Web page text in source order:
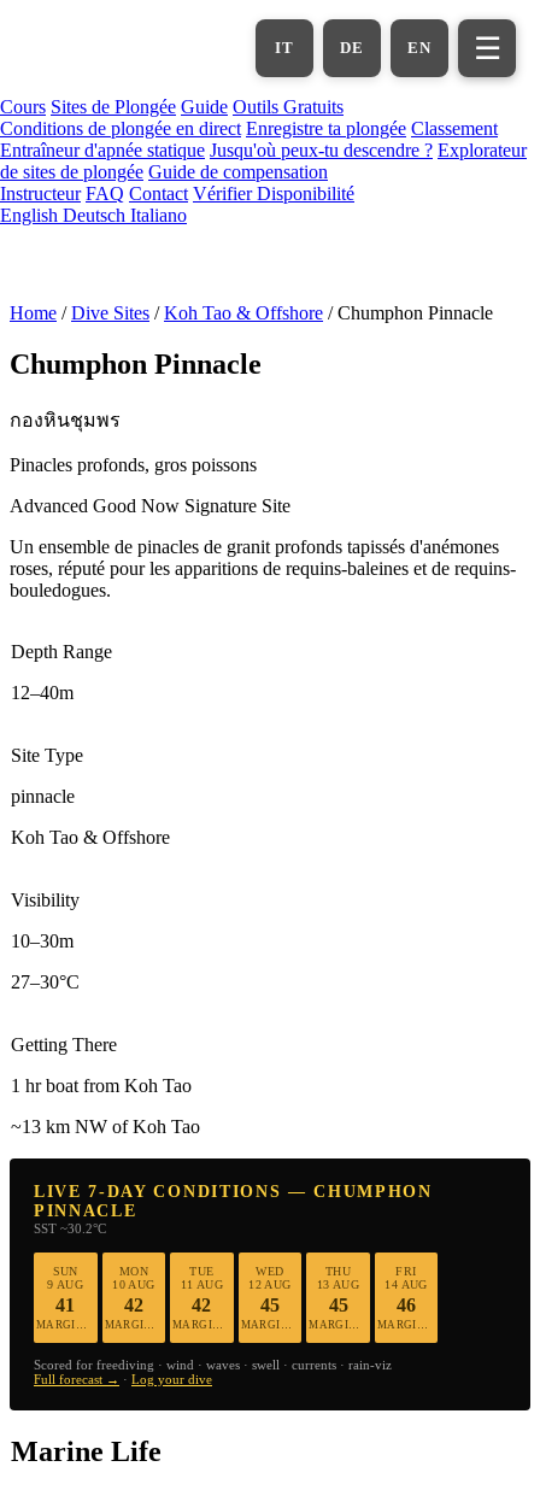
EN
DE
IT ☰
Cours Sites de Plongée Guide Outils Gratuits
Conditions de plongée en direct Enregistre ta plongée Classement
Entraîneur d'apnée statique Jusqu'où peux-tu descendre ? Explorateur
de sites de plongée Guide de compensation
Instructeur FAQ Contact Vérifier Disponibilité
English Deutsch Italiano
Home / Dive Sites / Koh Tao & Offshore / Chumphon Pinnacle
Chumphon Pinnacle
กองหินชุมพร
Pinacles profonds, gros poissons
Advanced Good Now Signature Site
Un ensemble de pinacles de granit profonds tapissés d'anémones
roses, réputé pour les apparitions de requins-baleines et de requins-
bouledogues.
Depth Range
12–40m
Site Type
pinnacle
Koh Tao & Offshore
Visibility
10–30m
27–30°C
Getting There
1 hr boat from Koh Tao
~13 km NW of Koh Tao
LIVE 7-DAY CONDITIONS — CHUMPHON
PINNACLE
SST ~30.2°C
SUN
9 AUG
41
MON
10 AUG
42
TUE
11 AUG
42
MARGINAL
WED
12 AUG
45
THU
13 AUG
45
FRI
14 AUG
46
Scored for freediving · wind · waves · swell · currents · rain-viz
Full forecast → · Log your dive
Marine Life